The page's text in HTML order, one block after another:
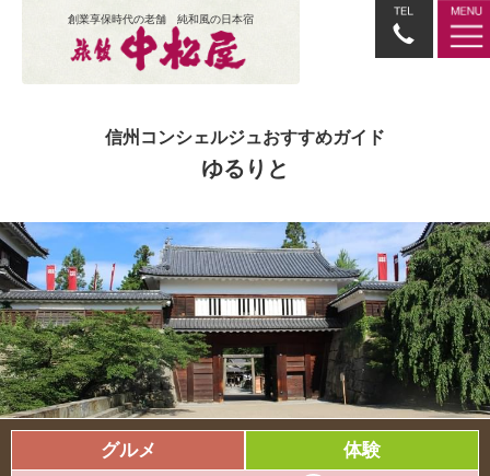
創業享保時代の老舗 純和風の日本宿
信州コンシェルジュおすすめガイド
ゆるりと
グルメ 体験